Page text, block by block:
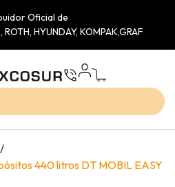
Oficial de
HYUNDAY, KOMPAK,GRAF
/
440 litros DT MOBIL EASY